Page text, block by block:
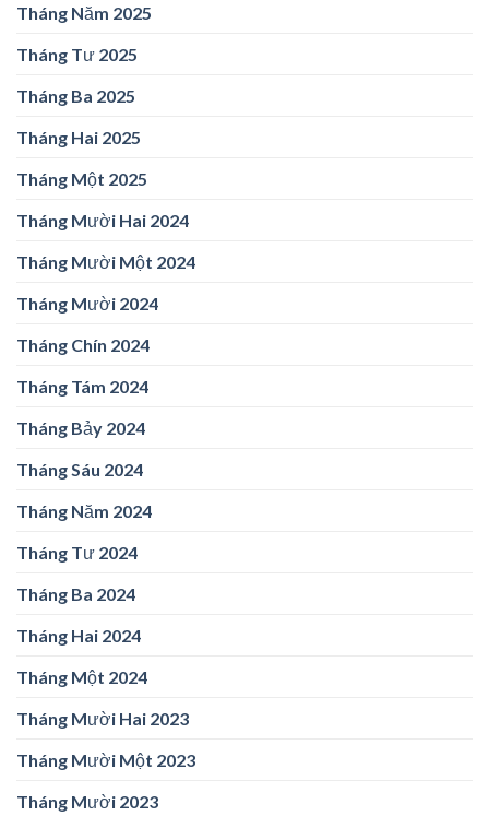
Tháng Năm 2025
Tháng Tư 2025
Tháng Ba 2025
Tháng Hai 2025
Tháng Một 2025
Tháng Mười Hai 2024
Tháng Mười Một 2024
Tháng Mười 2024
Tháng Chín 2024
Tháng Tám 2024
Tháng Bảy 2024
Tháng Sáu 2024
Tháng Năm 2024
Tháng Tư 2024
Tháng Ba 2024
Tháng Hai 2024
Tháng Một 2024
Tháng Mười Hai 2023
Tháng Mười Một 2023
Tháng Mười 2023